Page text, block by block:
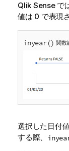
Qlik Senseで
値は 0 で表現
inyear() 関数
選択した日付
する際、